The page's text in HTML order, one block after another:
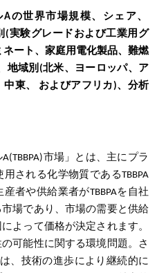
の世界市場規模、シェア、
(実験グレードおよび工業用グ
ネート、家庭用電化製品、難燃
地域別(北米、ヨーロッパ、ア
東、 およびアフリカ)、分析
市場」とは、主にプラ
される化学物質であるTBBPA
者や供給業者がTBBPAを自社
場であり、市場の需要と供給
よって価格が決定されます。
可能性に関する環境問題。さ
、技術の進歩により継続的に